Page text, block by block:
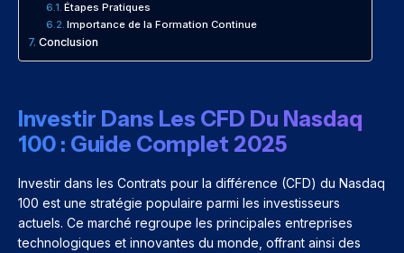
Étapes Pratiques
Importance de la Formation Continue
Conclusion
Investir Dans Les CFD Du Nasdaq
100 : Guide Complet 2025
Investir dans les Contrats pour la différence (CFD) du Nasdaq
100 est une stratégie populaire parmi les investisseurs
actuels. Ce marché regroupe les principales entreprises
technologiques et innovantes du monde, offrant ainsi des